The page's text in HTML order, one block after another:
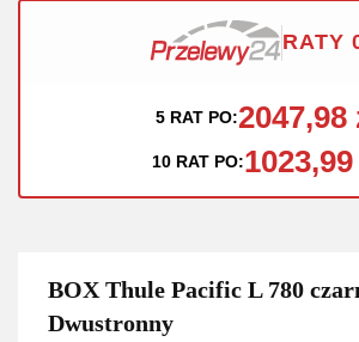
RATY
5 RAT PO:2047,98
10 RAT PO:1023,99
BOX Thule Pacific L 780
Dwustronny